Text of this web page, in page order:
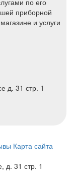
по его
приборной
и услуги
д. 31 стр. 1
Карта сайта
, д. 31 стр. 1